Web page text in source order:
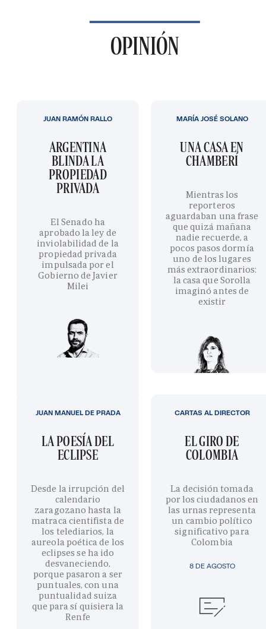
OPINIÓN
ARGENTINA
BLINDA LA
PROPIEDAD
PRIVADA
El Senado ha
aprobado la ley de
inviolabilidad de la
propiedad privada
impulsada por el
Gobierno de Javier
Milei
JUAN RAMÓN RALLO
UNA CASA EN
CHAMBERÍ
Mientras los
reporteros
aguardaban una frase
que quizá mañana
nadie recuerde, a
pocos pasos dormía
uno de los lugares
más extraordinarios:
la casa que Sorolla
imaginó antes de
existir
MARÍA JOSÉ SOLANO
LA POESÍA DEL
ECLIPSE
Desde la irrupción del
calendario
zaragozano hasta la
matraca cientifista de
los telediarios, la
aureola poética de los
eclipses se ha ido
desvaneciendo,
porque pasaron a ser
puntuales, con una
puntualidad suiza
que para sí quisiera la
Renfe
JUAN MANUEL DE PRADA
8 DE AGOSTO
EL GIRO DE
COLOMBIA
La decisión tomada
por los ciudadanos en
las urnas representa
un cambio político
significativo para
Colombia
CARTAS AL DIRECTOR